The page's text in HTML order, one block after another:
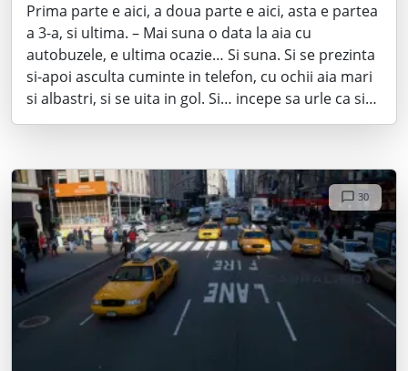
Prima parte e aici, a doua parte e aici, asta e partea
a 3-a, si ultima. – Mai suna o data la aia cu
autobuzele, e ultima ocazie… Si suna. Si se prezinta
si-apoi asculta cuminte in telefon, cu ochii aia mari
si albastri, si se uita in gol. Si… incepe sa urle ca si…
30